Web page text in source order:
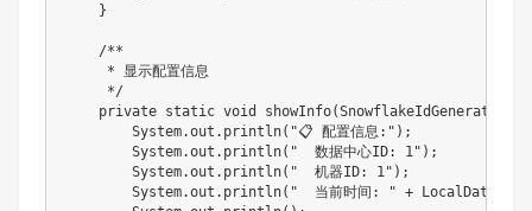
    }
    /**
     * 显示配置信息
     */
private static void showInfo(SnowflakeIdGenerator
        System.out.println("📋 配置信息:");
        System.out.println("  数据中心ID: 1");
        System.out.println("  机器ID: 1");
System.out.println("  当前时间: " +